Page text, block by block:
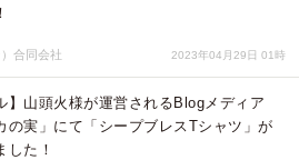
合同会社 2023年04月29日 01時
】山頭火様が運営されるBlogメディア
の実」にて「シープブレスTシャツ」が
した！